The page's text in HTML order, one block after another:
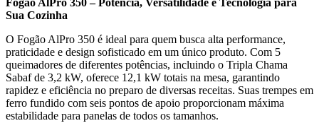
Fogão AlPro 350 – Potência, Versatilidade e Tecnologia para
Sua Cozinha
O Fogão AlPro 350 é ideal para quem busca alta performance,
praticidade e design sofisticado em um único produto. Com 5
queimadores de diferentes potências, incluindo o Tripla Chama
Sabaf de 3,2 kW, oferece 12,1 kW totais na mesa, garantindo
rapidez e eficiência no preparo de diversas receitas. Suas trempes em
ferro fundido com seis pontos de apoio proporcionam máxima
estabilidade para panelas de todos os tamanhos.